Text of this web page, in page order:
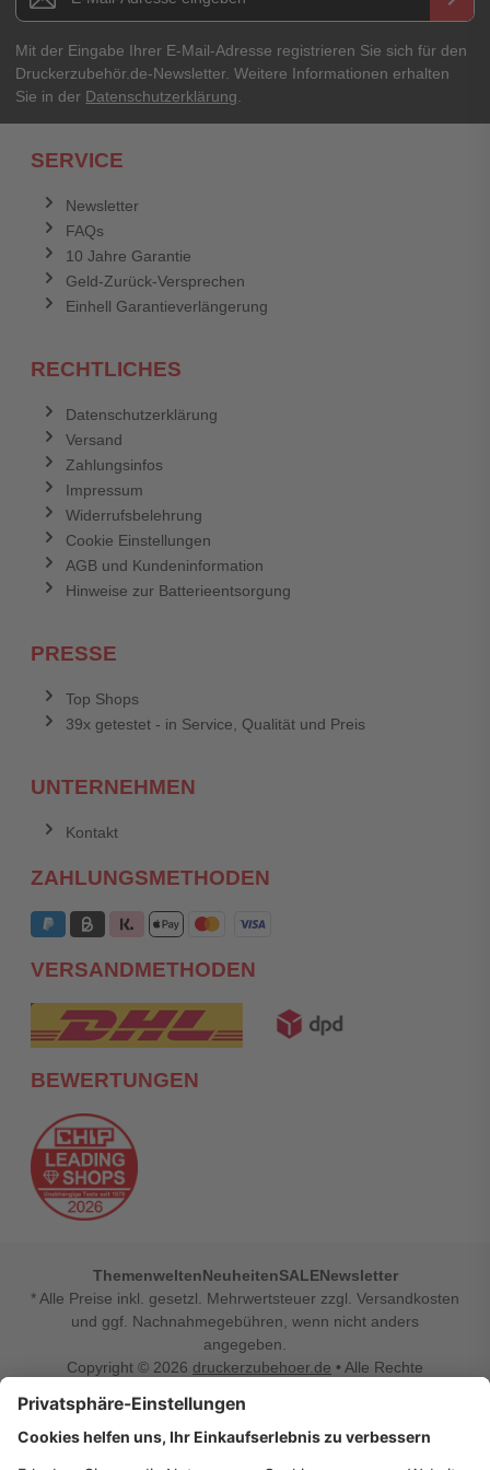
Mit der Eingabe Ihrer E-Mail-Adresse registrieren Sie sich für den
Druckerzubehör.de-Newsletter. Weitere Informationen erhalten
Sie in der Datenschutzerklärung
SERVICE
Newsletter
FAQs
10 Jahre Garantie
Geld-Zurück-Versprechen
Einhell Garantieverlängerung
RECHTLICHES
Datenschutzerklärung
Versand
Zahlungsinfos
Impressum
Widerrufsbelehrung
Cookie Einstellungen
AGB und Kundeninformation
Hinweise zur Batterieentsorgung
PRESSE
Top Shops
39x getestet - in Service, Qualität und Preis
UNTERNEHMEN
Kontakt
ZAHLUNGSMETHODEN
VERSANDMETHODEN
BEWERTUNGEN
ThemenweltenNeuheitenSALENewsletter
* Alle Preise inkl. gesetzl. Mehrwertsteuer zzgl. Versandkosten
und ggf. Nachnahmegebühren, wenn nicht anders
angegeben.
Copyright © 2026 druckerzubehoer.de • Alle Rechte
Vertrag widerrufen
Druckerzubehoer.de – preiswerte Qualität für Ihr Office